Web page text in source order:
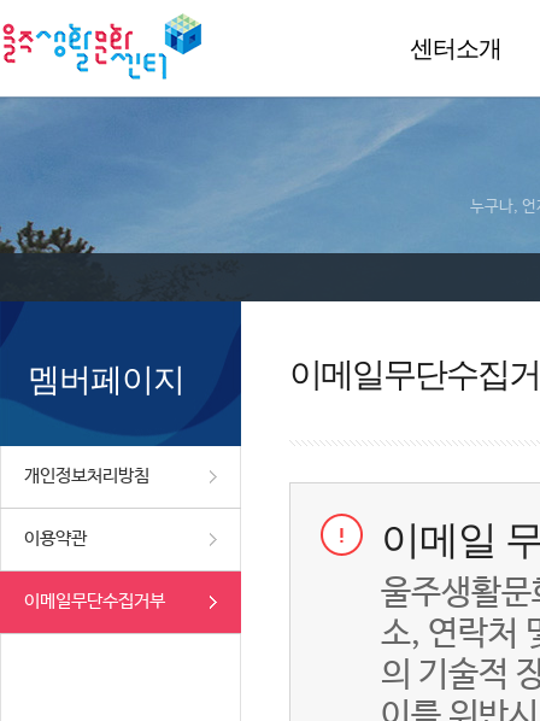
센터소개
누구나, 언
멤버페이지
개인정보처리방침
이용약관
이메일무단수집거부
이메일무단수집
이메일
울주생활
소, 연락처
의 기술적